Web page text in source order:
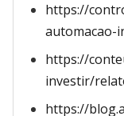
https://
automacao-
https://
investir/
https://